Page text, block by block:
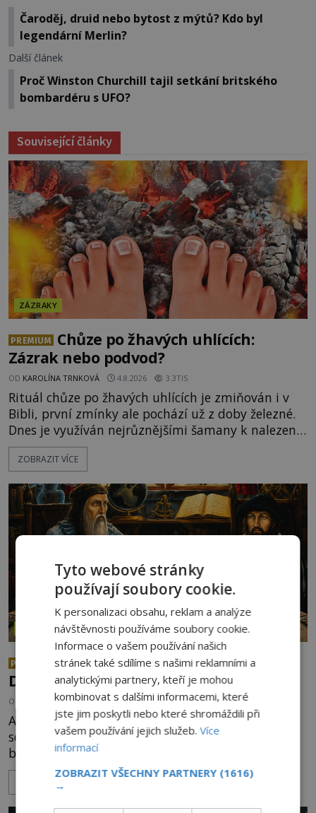
Čaroděj, druid nebo bytost z mýtů? Kdo byl
legendární Merlin?
Další článek
Proč Winston Churchill tajil setkání britského
bombardéru s UFO?
Související články
ZÁZRAKY
PREMIUM
Chůze po žhavých uhlících:
Zázrak nebo podvod?
OD KAROLÍNA TRNKOVÁ 4.8.2026 3.3TIS
Rituál chůze po žhavých uhlících je zmiňován i v
Bibli, první zmínky ale pochází už z doby železné.
Dnes je využíván nejrůznějšími šamany k nalezení
spirituální síly či vnitřního klidu. Jak funguje a proč
si při něm člověk nepopálí nohy, což bylo
nadpřirozeného? Histori
ZOBRAZIT VÍCE
ZÁZRAKY
PREMIUM
Mystérium Edwarda Kellyho:
Dokázal vytvořit umělé zlato?
OD PETR KOUTSKÝ 31.7.2026 3.4TIS
Alchymistickou proměnu kovů považuje většina
současných vědců za nesmysl. Proč tedy i přesto
badatelé připouštějí hypotetickou možnost
transmutace? Mohl její podstatu odhalit anglický
alchymista, vědec a dobrodruh Edward Kelly?
Tyto webové stránky
používají soubory cookie.
K personalizaci obsahu, reklam a analýze
návštěvnosti používáme soubory cookie.
Informace o vašem používání našich
stránek také sdílíme s našimi reklamními a
analytickými partnery, kteří je mohou
kombinovat s dalšími informacemi, které
jste jim poskytli nebo které shromáždili při
vašem používání jejich služeb.Více
informací
ZOBRAZIT VŠECHNY PARTNERY (1616)
→